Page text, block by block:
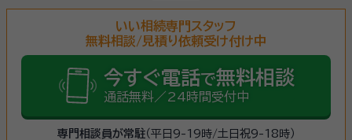
名義変更、相続税の申告・納税（相続財産が基礎控除額を超えていた場合）など
多岐に渡るため、相続手続きに強い専門家にまずは相談 しましょう。
いい相続専門スタッフ
無料相談/見積り依頼受け付け中
今すぐ電話で無料相談
通話無料／24時間受付中
専門相談員が常駐（平日9-19時/土日祝9-18時）